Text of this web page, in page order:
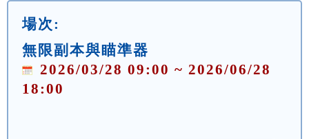
場次:
無限副本與瞄準器
2026/03/28 09:00 ~ 2026/06/28
18:00